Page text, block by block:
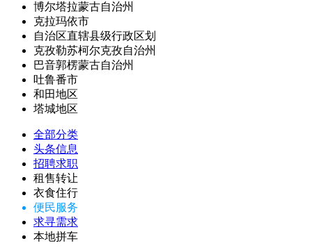
博尔塔拉蒙古自治州
克拉玛依市
自治区直辖县级行政区划
克孜勒苏柯尔克孜自治州
巴音郭楞蒙古自治州
吐鲁番市
和田地区
塔城地区
全部分类
头条信息
招聘求职
租售转让
衣食住行
便民服务
求寻需求
本地拼车